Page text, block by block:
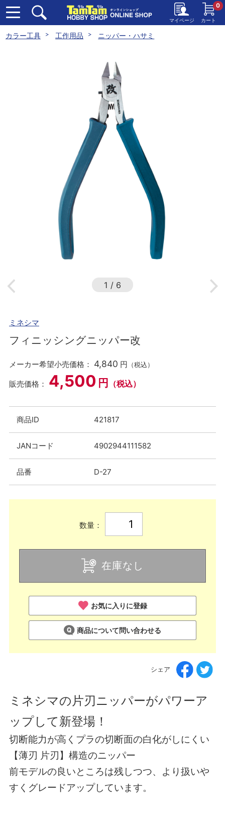
マイページ カート
0
カラー工具 工作用品 ニッパー・ハサミ
1 / 6
ミネシマ
フィニッシングニッパー改
メーカー希望小売価格： 4,840 円 （税込）
販売価格： 4,500 円 （税込）
商品ID 421817
JANコード 4902944111582
品番 D-27
数量：
在庫なし
お気に入りに登録
商品について問い合わせる
シェア
ミネシマの片刃ニッパーがパワーア
ップして新登場！
切断能力が高くプラの切断面の白化がしにくい
【薄刃 片刃】構造のニッパー
前モデルの良いところは残しつつ、より扱いや
すくグレードアップしています。